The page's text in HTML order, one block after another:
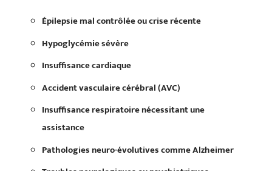
Épilepsie mal contrôlée ou crise récente
Hypoglycémie sévère
Insuffisance cardiaque
Accident vasculaire cérébral (AVC)
Insuffisance respiratoire nécessitant une
assistance
Pathologies neuro-évolutives comme Alzheimer